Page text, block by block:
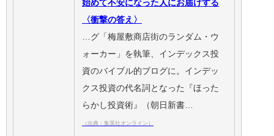
始めて不安になった人にお届けする
〈衝撃の答え〉
…グ「梅屋敷商店街のランダム・ウ
ォーカー」を執筆、インデックス投
資のバイブル的ブログに。インデッ
クス投資の代名詞となった『ほった
らかし投資術』（朝日新書…
（出典：集英社オンライン）